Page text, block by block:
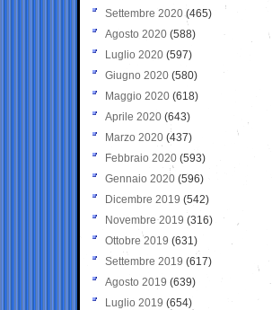
Settembre 2020(465)
Agosto 2020 (588)
Luglio 2020 (597)
Giugno 2020 (580)
Maggio 2020 (618)
Aprile 2020 (643)
Marzo 2020 (437)
Febbraio 2020 (593)
Gennaio 2020 (596)
Dicembre 2019 (542)
Novembre 2019 (316)
Ottobre 2019 (631)
Settembre 2019 (617)
Agosto 2019 (639)
Luglio 2019 (654)